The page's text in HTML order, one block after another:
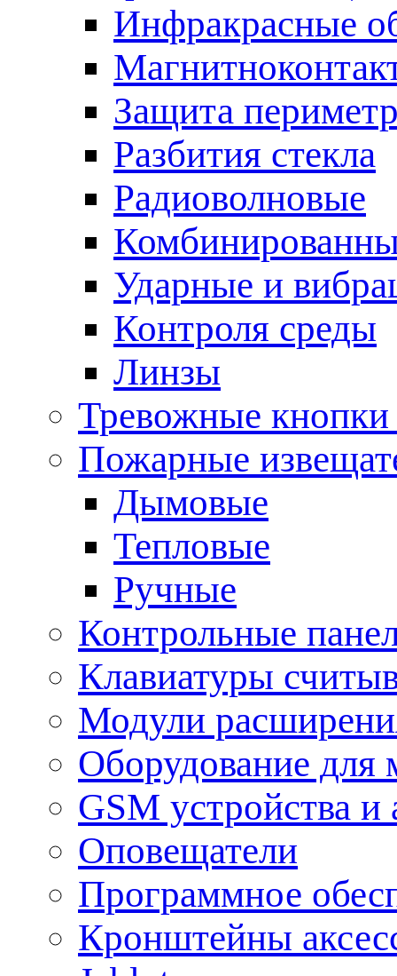
Инфракрасные
Защита
Разбития стекла
Радиоволновые
Ударные и
Контроля среды
Линзы
Тревожные кнопки
Пожарные
Дымовые
Тепловые
Ручные
Контрольные
Клавиатуры
Модули
Оборудование для
GSM устройства и
Оповещатели
Программное
Кронштейны